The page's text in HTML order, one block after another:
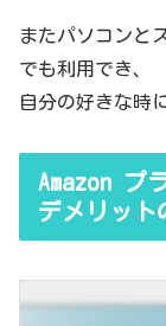
またパソコンと
でも利用でき、
自分の好きな時
Amazon プ
デメリット